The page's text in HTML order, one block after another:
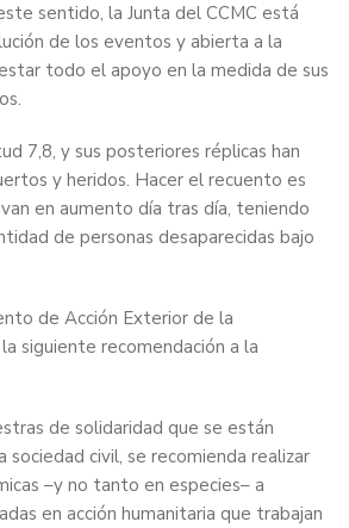
sentido, la Junta del CCMC está
de los eventos y abierta a la
todo el apoyo en la medida de sus
7,8, y sus posteriores réplicas han
y heridos. Hacer el recuento es
en aumento día tras día, teniendo
de personas desaparecidas bajo
de Acción Exterior de la
siguiente recomendación a la
de solidaridad que se están
sociedad civil, se recomienda realizar
–y no tanto en especies– a
en acción humanitaria que trabajan